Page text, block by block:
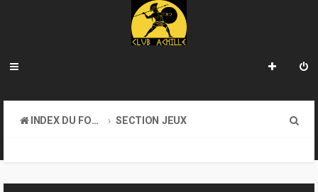
INDEX DU FORUM
SECTION JEUX
h